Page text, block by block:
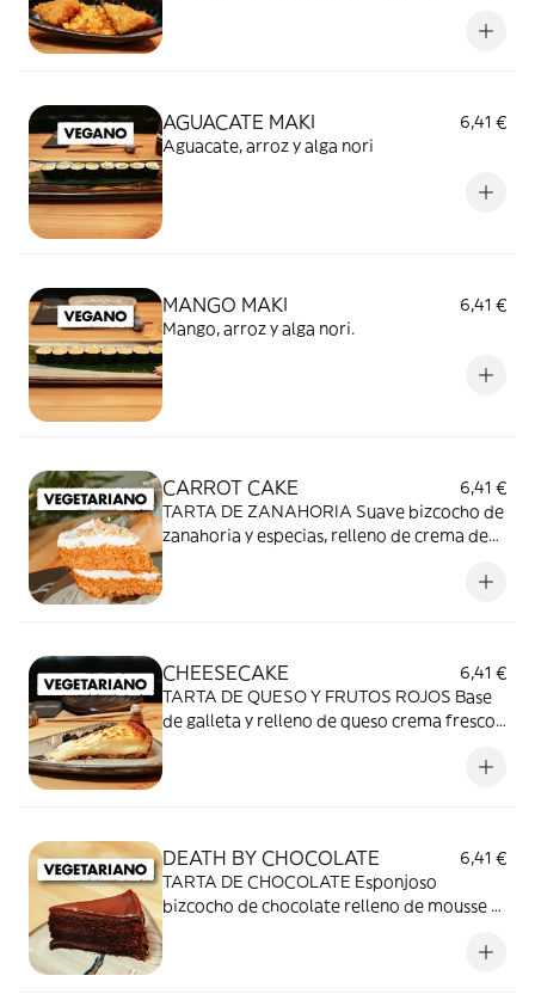
AGUACATE MAKI
6,41 €
Aguacate, arroz y alga nori
MANGO MAKI
6,41 €
Mango, arroz y alga nori.
CARROT CAKE
6,41 €
TARTA DE ZANAHORIA Suave bizcocho de
zanahoria y especias, relleno de crema de
CHEESECAKE
6,41 €
TARTA DE QUESO Y FRUTOS ROJOS Base
de galleta y relleno de queso crema fresco
DEATH BY CHOCOLATE
6,41 €
TARTA DE CHOCOLATE Esponjoso
bizcocho de chocolate relleno de mousse y